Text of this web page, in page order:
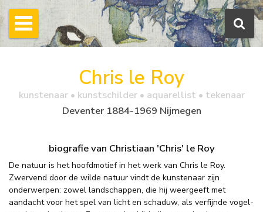
Chris le Roy
kunstenaar • kunstschilder • aquarellist • tekenaar
Deventer 1884-1969 Nijmegen
biografie van Christiaan 'Chris' le Roy
De natuur is het hoofdmotief in het werk van Chris le Roy.
Zwervend door de wilde natuur vindt de kunstenaar zijn
onderwerpen: zowel landschappen, die hij weergeeft met
aandacht voor het spel van licht en schaduw, als verfijnde vogel-